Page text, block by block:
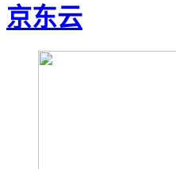
京东云